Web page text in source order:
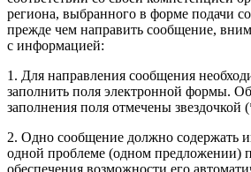
региона, выбранного в форме подачи
прежде чем направить сообщение,
с информацией:
1. Для направления сообщения
заполнить поля электронной формы.
заполнения поля отмечены звездочкой
2. Одно сообщение должно содержать
одной проблеме (одном предложении)